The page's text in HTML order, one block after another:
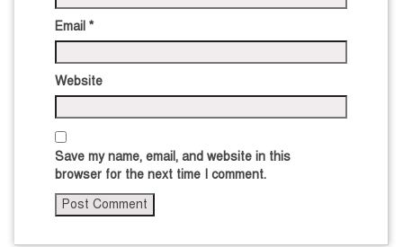
Email *
Website
Save my name, email, and website in this
browser for the next time I comment.